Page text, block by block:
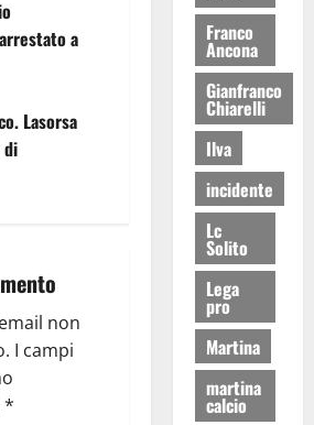
a
Lasorsa
non
I campi
*
Franco
Ancona
Gianfranco
Chiarelli
Ilva
incidente
Lc
Solito
Lega
pro
Martina
martina
calcio